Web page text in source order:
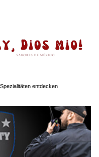
entdecken